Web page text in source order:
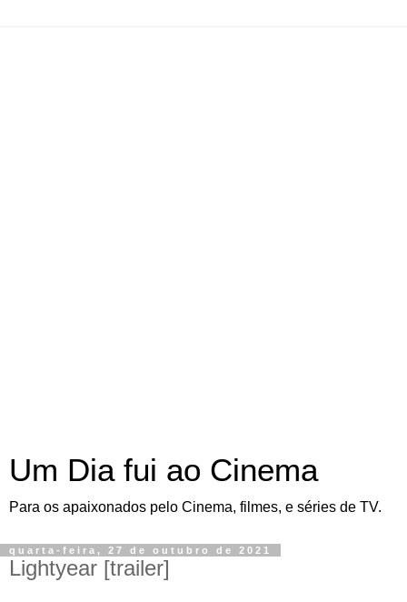
Um Dia fui ao Cinema
Para os apaixonados pelo Cinema, filmes, e séries de TV.
quarta-feira, 27 de outubro de 2021
Lightyear [trailer]